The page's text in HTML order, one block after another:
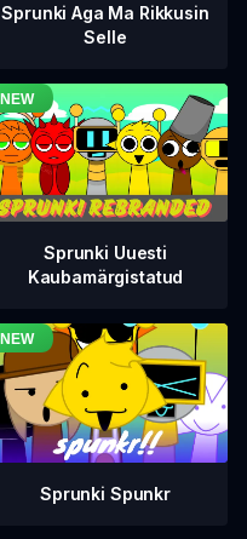
Sprunki Aga Ma Rikkusin
Selle
Sprunki Uuesti
Kaubamärgistatud
Sprunki Spunkr